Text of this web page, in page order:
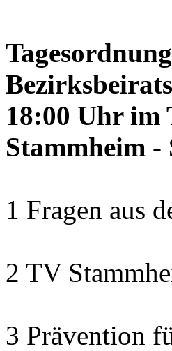
18:00 Uhr im
Stammheim -
1 Fragen aus
2 TV
3 Prävention